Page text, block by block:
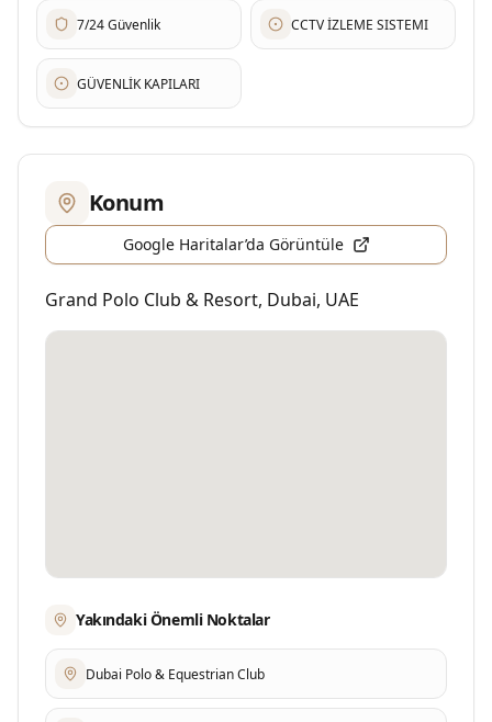
7/24 Güvenlik CCTV İZLEME SISTEMI
GÜVENLİK KAPILARI
Konum
Google Haritalar’da Görüntüle
Grand Polo Club & Resort, Dubai, UAE
Yakındaki Önemli Noktalar
Dubai Polo & Equestrian Club